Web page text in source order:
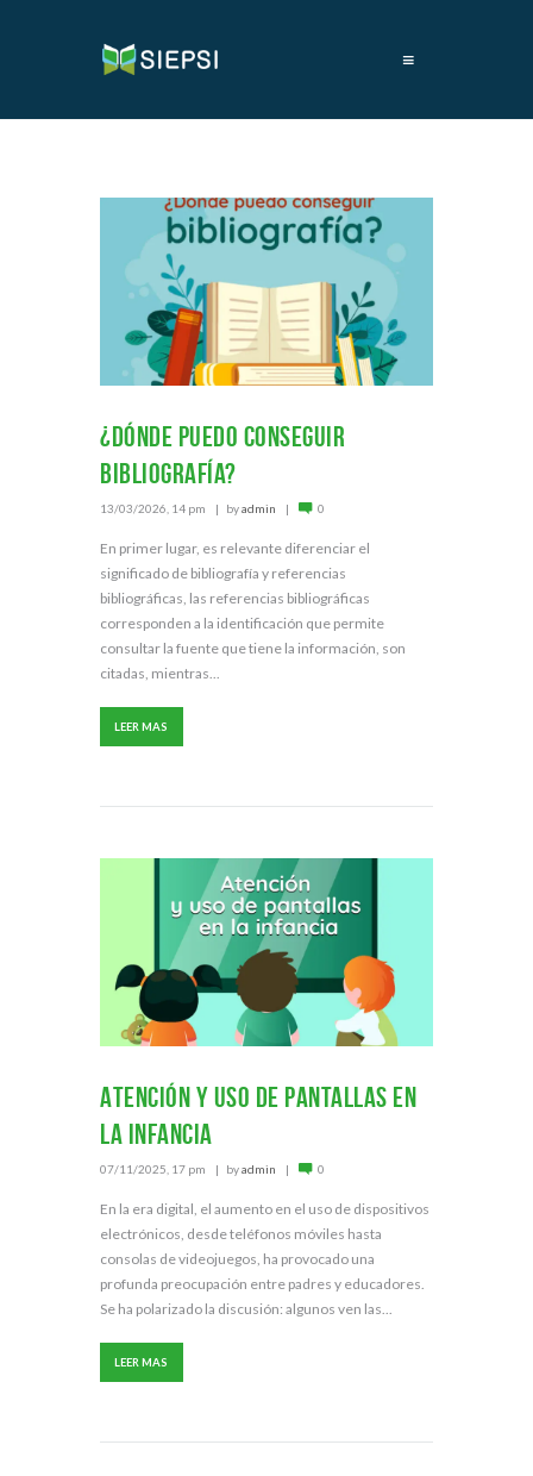
≡
¿Dónde puedo conseguir
bibliografía?
13/03/2026, 14 pm byadmin 0
En primer lugar, es relevante diferenciar el
significado de bibliografía y referencias
bibliográficas, las referencias bibliográficas
corresponden a la identificación que permite
consultar la fuente que tiene la información, son
citadas, mientras...
LEER MAS
Atención y uso de pantallas en
la infancia
07/11/2025, 17 pm byadmin 0
En la era digital, el aumento en el uso de dispositivos
electrónicos, desde teléfonos móviles hasta
consolas de videojuegos, ha provocado una
profunda preocupación entre padres y educadores.
Se ha polarizado la discusión: algunos ven las...
LEER MAS